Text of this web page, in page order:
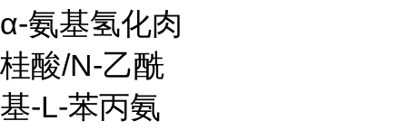
α-氨基氢化肉
桂酸/N-乙酰
基-L-苯丙氨